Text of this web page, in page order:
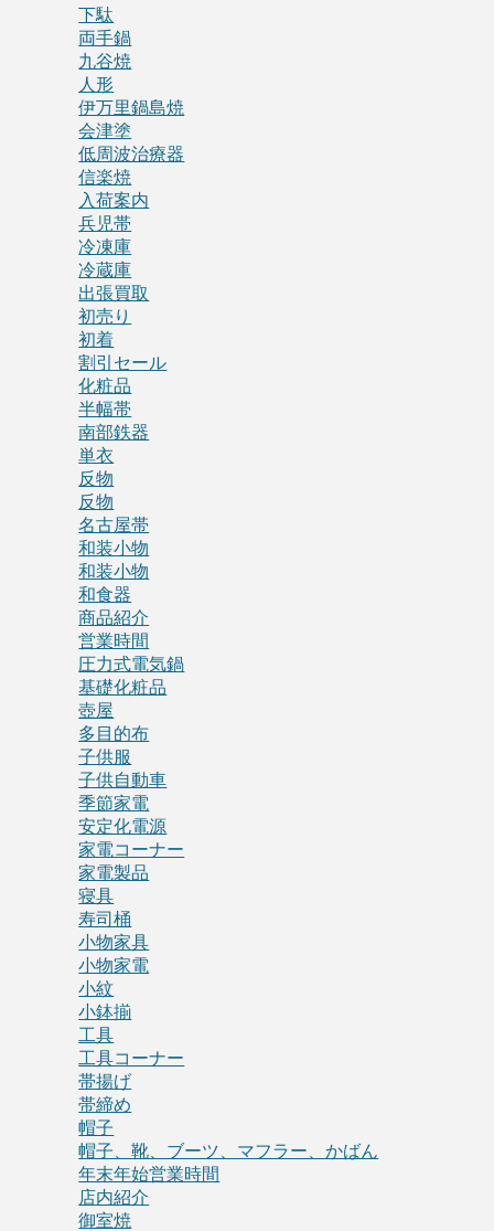
下駄
両手鍋
九谷焼
人形
伊万里鍋島焼
会津塗
低周波治療器
信楽焼
入荷案内
兵児帯
冷凍庫
冷蔵庫
出張買取
初売り
初着
割引セール
化粧品
半幅帯
南部鉄器
単衣
反物
反物
名古屋帯
和装小物
和装小物
和食器
商品紹介
営業時間
圧力式電気鍋
基礎化粧品
壺屋
多目的布
子供服
子供自動車
季節家電
安定化電源
家電コーナー
家電製品
寝具
寿司桶
小物家具
小物家電
小紋
小鉢揃
工具
工具コーナー
帯揚げ
帯締め
帽子
帽子、靴、ブーツ、マフラー、かばん
年末年始営業時間
店内紹介
御室焼